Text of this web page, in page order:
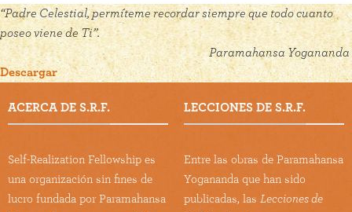
“Padre Celestial, permíteme recordar siempre que todo cuanto
poseo viene de Ti”.
Paramahansa Yogananda
Descargar
ACERCA DE S.R.F.
Self-Realization Fellowship es
una organización sin fines de
lucro fundada por Paramahansa
LECCIONES DE S.R.F.
Entre las obras de Paramahansa
Yogananda que han sido
publicadas, las Lecciones de